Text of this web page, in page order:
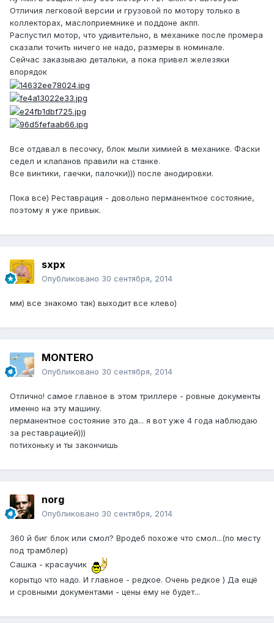
Отличия легковой версии и грузовой по мотору только в
коллекторах, маслоприемнике и поддоне акпп.
Распустил мотор, что удивительно, в механике после промера
сказали точить ничего не надо, размеры в номинале.
Сейчас заказываю детальки, а пока привел железяки
впорядок
Все отдавал в песочку, блок мыли химией в механике. Фаски
седел и клапанов правили на станке.
Все винтики, гаечки, палочки))) после анодировки.
Пока все) Реставрация - довольно перманентное состояние,
поэтому я уже привык.
sxpx
Опубликовано 30 сентября, 2014
мм) все знакомо так) выходит все клево)
MONTERO
Опубликовано 30 сентября, 2014
Отлично! самое главное в этом триллере - ровные документы
именно на эту машину.
перманентное состояние это да... я вот уже 4 года наблюдаю
за реставрацией)))
потихоньку и ты закончишь
norg
Опубликовано 30 сентября, 2014
360 й биг блок или смол? Вродеб похоже что смол...(по месту
под трамблер)
Сашка - красаучик
корытцо что надо. И главное - редкое. Очень редкое ) Да ещё
и сровными документами - цены ему не будет...